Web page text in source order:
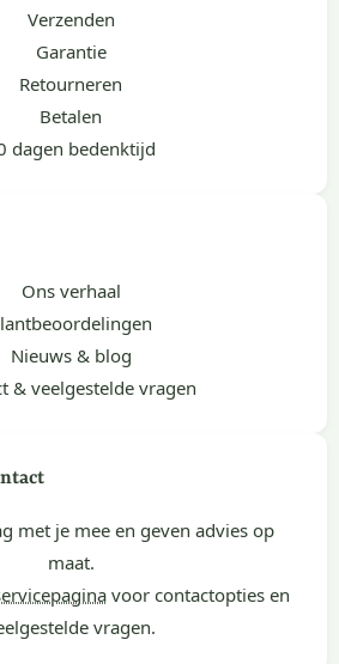
Verzenden
Garantie
Retourneren
Betalen
dagen bedenktijd
Ons verhaal
Nieuws & blog
& veelgestelde vragen
met je mee en geven advies op
maat.
voor contactopties en
vragen.